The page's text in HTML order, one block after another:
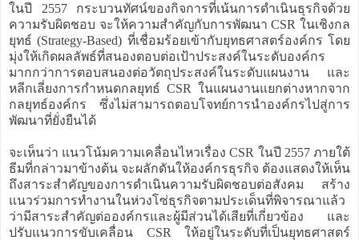
ในปี 2557 กระบวนทัศน์ของกิจการที่เน้นการดำเนินธุรกิจด้วย
ความรับผิดชอบ จะให้ความสำคัญกับการพัฒนา CSR ในเชิงกล
ยุทธ์ (Strategy-Based) ที่เชื่อมร้อยเข้ากับยุทธศาสตร์องค์กร โดย
มุ่งให้เกิดผลลัพธ์ที่สนองตอบต่อเป้าประสงค์ในระดับองค์กร
มากกว่าการตอบสนองต่อวัตถุประสงค์ในระดับแผนงาน และ
หลีกเลี่ยงการกำหนดกลยุทธ์ CSR ในแผนงานแยกต่างหากจาก
กลยุทธ์องค์กร ซึ่งไม่สามารถตอบโจทย์การนำองค์กรไปสู่การ
พัฒนาที่ยั่งยืนได้
จะเห็นว่า แนวโน้มความเคลื่อนไหวเรื่อง CSR ในปี 2557 ภายใต้
ธีมที่กล่าวมาข้างต้น จะผลักดันให้องค์กรธุรกิจ ต้องแสดงให้เห็น
ถึงสาระสำคัญของการดำเนินความรับผิดชอบต่อสังคม สร้าง
แนวร่วมการทำงานในห่วงโซ่ธุรกิจตามประเด็นที่พิจารณาแล้ว
ว่ามีสาระสำคัญต่อองค์กรและผู้มีส่วนได้เสียที่เกี่ยวข้อง และ
ปรับแนวการขับเคลื่อน CSR ให้อยู่ในระดับที่เป็นยุทธศาสตร์